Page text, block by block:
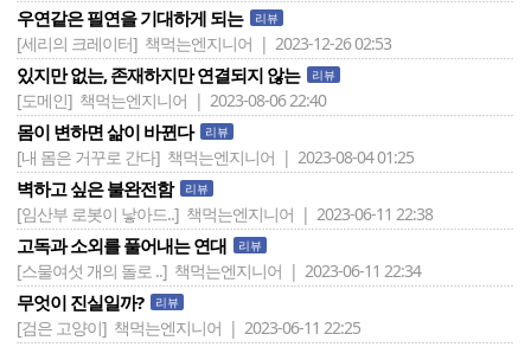
우연같은 필연을 기대하게 되는 리뷰
[세리의 크레이터] 책먹는엔지니어 | 2023-12-26 02:53
있지만 없는, 존재하지만 연결되지 않는 리뷰
[도메인] 책먹는엔지니어 | 2023-08-06 22:40
몸이 변하면 삶이 바뀐다 리뷰
[내 몸은 거꾸로 간다] 책먹는엔지니어 | 2023-08-04 01:25
벽하고 싶은 불완전함 리뷰
[임산부 로봇이 낳아드..] 책먹는엔지니어 | 2023-06-11 22:38
고독과 소외를 풀어내는 연대 리뷰
[스물여섯 개의 돌로 ..] 책먹는엔지니어 | 2023-06-11 22:34
무엇이 진실일까? 리뷰
[검은 고양이] 책먹는엔지니어 | 2023-06-11 22:25